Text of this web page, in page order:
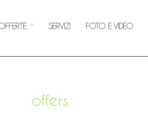
SERVIZI FOTO E VIDEO
offers